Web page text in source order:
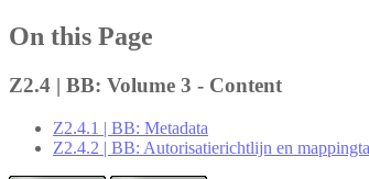
On this Page
Z2.4 | BB: Volume 3 - Content
Z2.4.1 | BB: Metadata
Z2.4.2 | BB: Autorisatierichtlijn en